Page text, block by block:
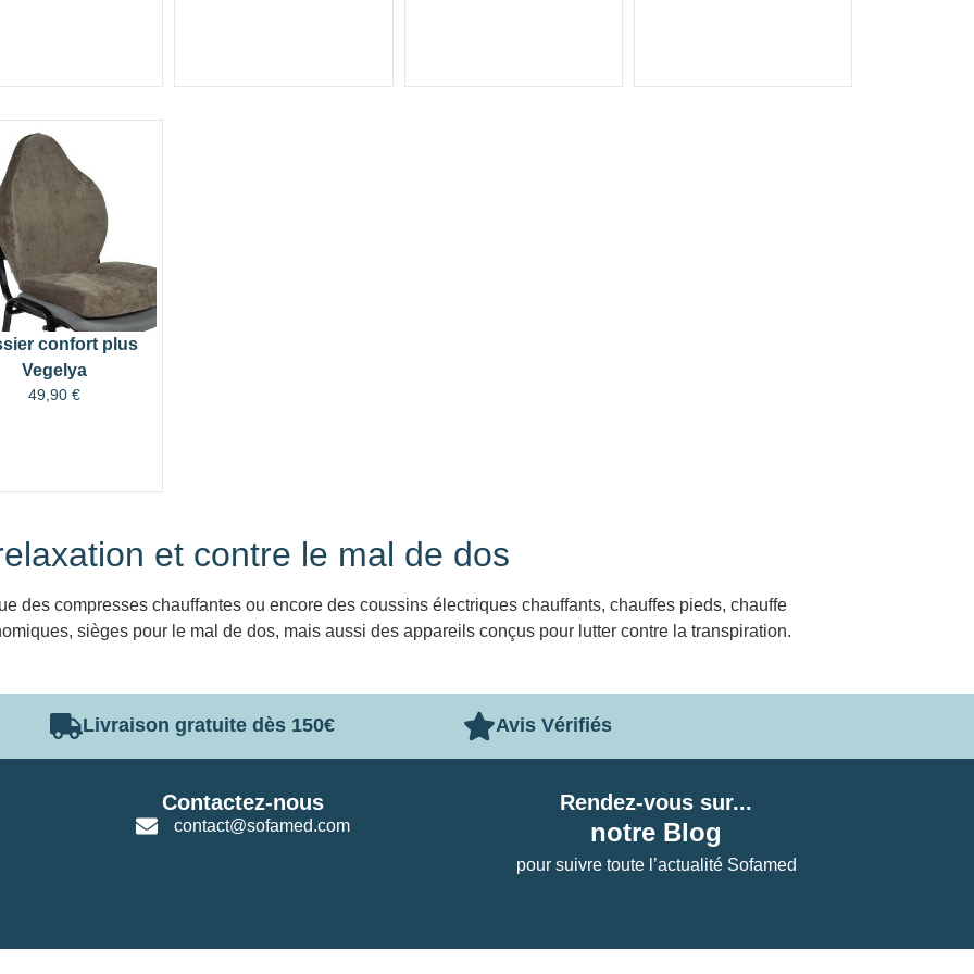
confort plus
Vegelya
49,90 €
et contre le mal de dos
des compresses chauffantes ou encore des coussins électriques chauffants, chauffes pieds, chauffe
sièges pour le mal de dos, mais aussi des appareils conçus pour lutter contre la transpiration.
Livraison gratuite dès 150€ Avis Vérifiés
Contactez-nous
contact@sofamed.com
Rendez-vous sur...
notre Blog
pour suivre toute l’actualité Sofamed